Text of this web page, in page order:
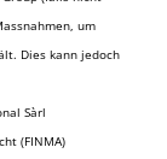
um
Dies kann jedoch
Sàrl
(FINMA)